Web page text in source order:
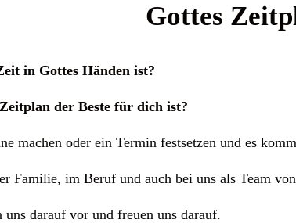
Gottes
in Gottes Händen ist?
der Beste für dich ist?
machen oder ein Termin festsetzen und es
Familie, im Beruf und auch bei uns als Team
darauf vor und freuen uns darauf.